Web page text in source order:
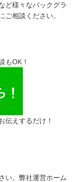
ど様々なバックグラ
ご相談ください。
もOK！
伝えするだけ！
い。弊社運営ホーム